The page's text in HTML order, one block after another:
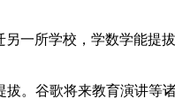
一所学校，学数学能提
。谷歌将来教育演讲等